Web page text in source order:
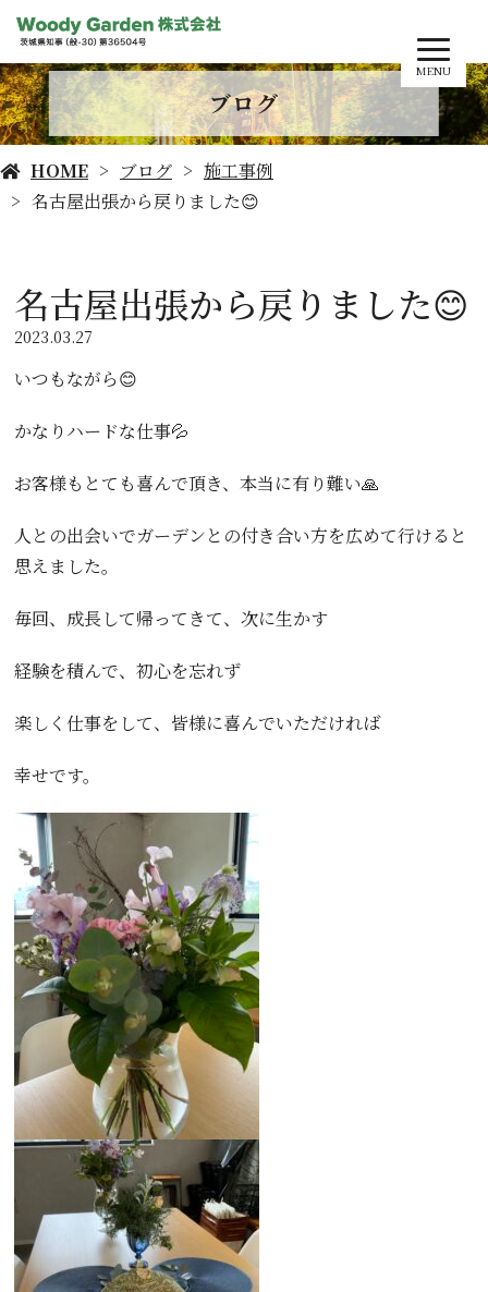
MENU
ブログ
HOME ブログ
施工事例
名古屋出張から戻りました😊
名古屋出張から戻りました😊
2023.03.27
いつもながら😊
かなりハードな仕事💦
お客様もとても喜んで頂き、本当に有り難い🙏
人との出会いでガーデンとの付き合い方を広めて行けると
思えました。
毎回、成長して帰ってきて、次に生かす
経験を積んで、初心を忘れず
楽しく仕事をして、皆様に喜んでいただければ
幸せです。